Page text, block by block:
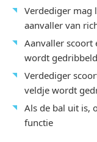
Verdediger mag
aanvaller van
Aanvaller scoort
wordt gedribbeld
Verdediger
veldje wordt
Als de bal uit is,
functie